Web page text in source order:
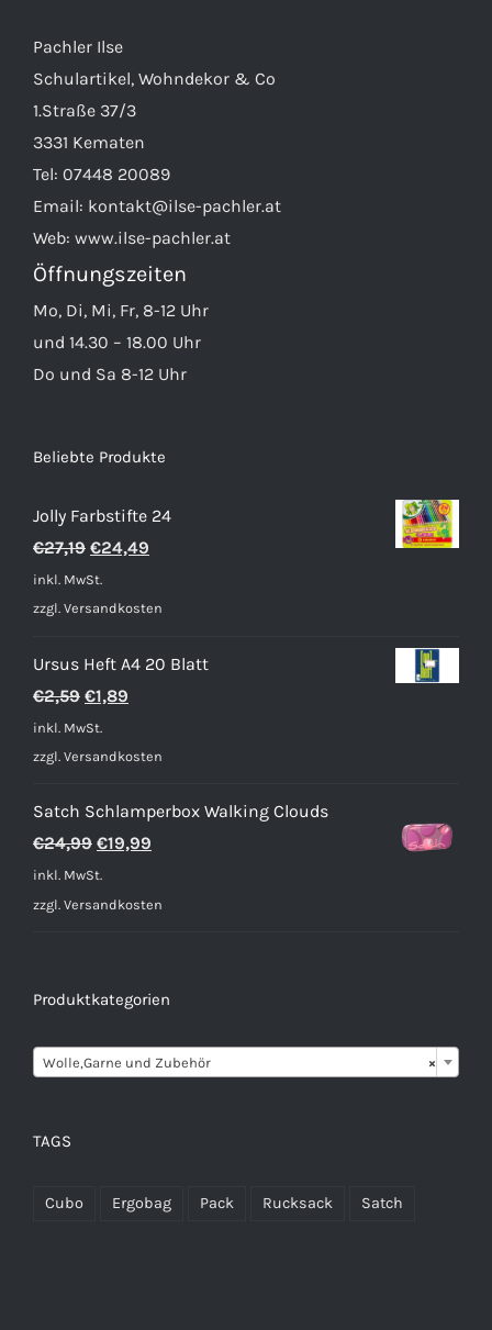
Pachler Ilse
Schulartikel, Wohndekor & Co
1.Straße 37/3
3331 Kematen
Tel: 07448 20089
Email: kontakt@ilse-pachler.at
Web: www.ilse-pachler.at
Öffnungszeiten
Mo, Di, Mi, Fr, 8-12 Uhr
und 14.30 – 18.00 Uhr
Do und Sa 8-12 Uhr
Beliebte Produkte
Jolly Farbstifte 24
€27,19 Ursprünglicher
Preis
war:
€24,49
ist:
inkl. MwSt.
zzgl. Versandkosten
Ursus Heft A4 20 Blatt
€2,59 Ursprünglicher
Preis
war:
€1,89
ist:
inkl. MwSt.
zzgl. Versandkosten
Satch Schlamperbox Walking Clouds
€24,99 Ursprünglicher
Preis
war:
€19,99
ist:
inkl. MwSt.
zzgl. Versandkosten
Produktkategorien
×
Wolle,Garne und Zubehör
TAGS
Cubo Ergobag Pack Rucksack Satch